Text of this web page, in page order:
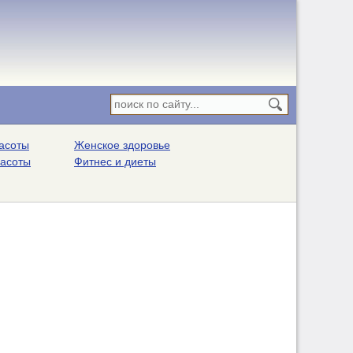
Женское здоровье
Фитнес и диеты